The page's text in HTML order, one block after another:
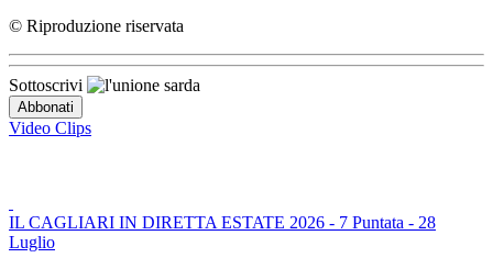
© Riproduzione riservata
Sottoscrivi
Video Clips
IL CAGLIARI IN DIRETTA ESTATE 2026 - 7 Puntata - 28
Luglio